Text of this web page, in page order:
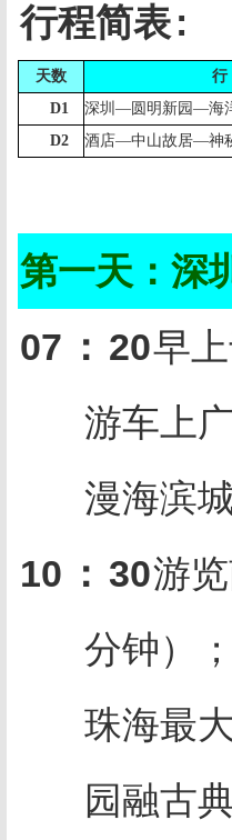
行程简表:
天数 行
D1
深圳 — 圆明新园 —海
D2
酒店—中山故居—神
第一天：深
07 ： 20早
游车上
漫海滨
10 ： 30游
分钟）
珠海最
园融古